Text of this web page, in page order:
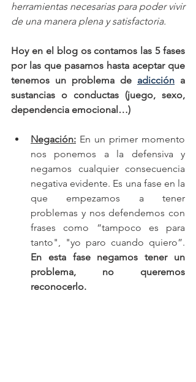
herramientas necesarias para poder vivir
de una manera plena y satisfactoria.
Hoy en el blog os contamos las 5 fases
por las que pasamos hasta aceptar que
tenemos un problema de adicción a
sustancias o conductas (juego, sexo,
dependencia emocional…)
Negación: En un primer momento
nos ponemos a la defensiva y
negamos cualquier consecuencia
negativa evidente. Es una fase en la
que empezamos a tener
problemas y nos defendemos con
frases como “tampoco es para
En esta fase negamos tener un
problema, no queremos
reconocerlo.